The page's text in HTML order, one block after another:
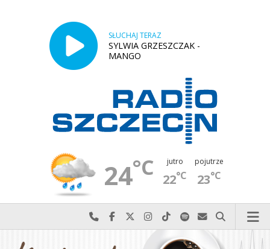
SŁUCHAJ TERAZ
SYLWIA GRZESZCZAK -
MANGO
24°C jutro
22°C
pojutrze
23°C
Najlepiej po prostu do nas zadzwoń
Odwiedź nas na Facebook-u
Odwiedź nas na X
Odwiedź nas na Instagram-ie
Odwiedź nas na TikTok-u
Szukaj nas na Spotify
Wyślij do nas
Szukaj